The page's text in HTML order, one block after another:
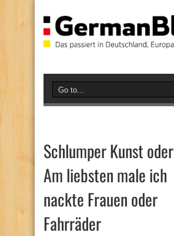
Schlumper Kunst oder
Am liebsten male ich
nackte Frauen oder
Fahrräder